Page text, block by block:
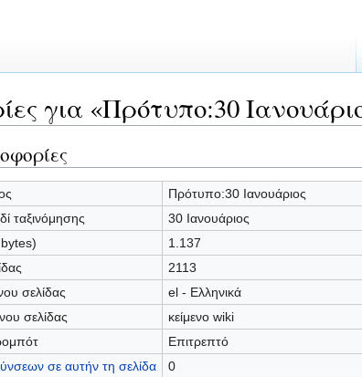
για «Πρότυπο:30
Πρότυπο:30 Ιανουάριος
ταξινόμησης
30 Ιανουάριος
1.137
2113
σελίδας
el - Ελληνικά
σελίδας
κείμενο wiki
Επιτρεπτό
σε αυτήν τη σελίδα
0